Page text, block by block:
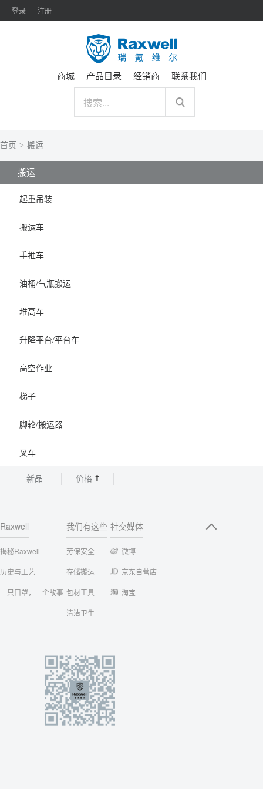
登录 注册
商城 产品目录 经销商 联系我们
首页 > 搬运
搬运
起重吊装
搬运车
手推车
油桶/气瓶搬运
堆高车
升降平台/平台车
高空作业
梯子
脚轮/搬运器
叉车
新品 价格
Raxwell
揭秘Raxwell
历史与工艺
一只口罩，一个故事
我们有这些
劳保安全
存储搬运
包材工具
清洁卫生
社交媒体
微博
京东自营店
淘宝